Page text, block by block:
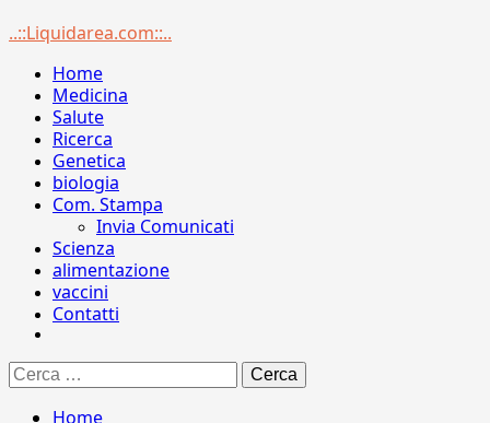
Menu
..::Liquidarea.com::..
Home
Medicina
Salute
Ricerca
Genetica
biologia
Com. Stampa
Invia Comunicati
Scienza
alimentazione
vaccini
Contatti
Ricerca
per:
Home